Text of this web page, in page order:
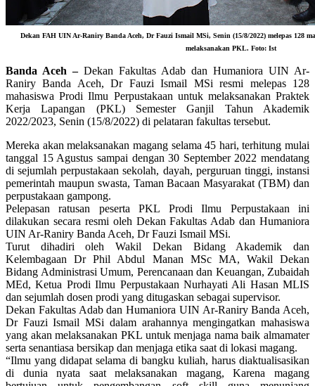
Dekan FAH UIN Ar-Raniry Banda Aceh, Dr Fauzi Ismail MSi, Senin (15/8/2022) melepas 128
melaksanakan PKL. Foto: Ist
Banda Aceh – Dekan Fakultas Adab dan Humaniora UIN Ar-
Raniry Banda Aceh, Dr Fauzi Ismail MSi resmi melepas 128
mahasiswa Prodi Ilmu Perpustakaan untuk melaksanakan Praktek
Kerja Lapangan (PKL) Semester Ganjil Tahun Akademik
2022/2023, Senin (15/8/2022) di pelataran fakultas tersebut.
Mereka akan melaksanakan magang selama 45 hari, terhitung mulai
tanggal 15 Agustus sampai dengan 30 September 2022 mendatang
di sejumlah perpustakaan sekolah, dayah, perguruan tinggi, instansi
pemerintah maupun swasta, Taman Bacaan Masyarakat (TBM) dan
perpustakaan gampong.
Pelepasan ratusan peserta PKL Prodi Ilmu Perpustakaan ini
dilakukan secara resmi oleh Dekan Fakultas Adab dan Humaniora
UIN Ar-Raniry Banda Aceh, Dr Fauzi Ismail MSi.
Turut dihadiri oleh Wakil Dekan Bidang Akademik dan
Kelembagaan Dr Phil Abdul Manan MSc MA, Wakil Dekan
Bidang Administrasi Umum, Perencanaan dan Keuangan, Zubaidah
MEd, Ketua Prodi Ilmu Perpustakaan Nurhayati Ali Hasan MLIS
dan sejumlah dosen prodi yang ditugaskan sebagai supervisor.
Dekan Fakultas Adab dan Humaniora UIN Ar-Raniry Banda Aceh,
Dr Fauzi Ismail MSi dalam arahannya mengingatkan mahasiswa
yang akan melaksanakan PKL untuk menjaga nama baik almamater
serta senantiasa bersikap dan menjaga etika saat di lokasi magang.
“Ilmu yang didapat selama di bangku kuliah, harus diaktualisasikan
di dunia nyata saat melaksanakan magang, Karena magang